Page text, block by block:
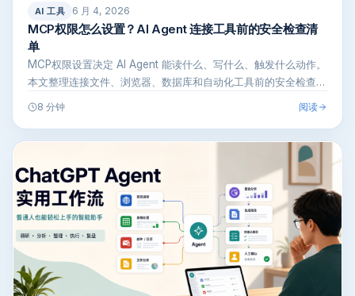
AI 工具 6 月 4, 2026
MCP权限怎么设置？AI Agent 连接工具前的安全检查清
单
MCP权限设置决定 AI Agent 能读什么、写什么、触发什么动作。
本文整理连接文件、浏览器、数据库和自动化工具前的安全检查清
单…
8 分钟 阅读